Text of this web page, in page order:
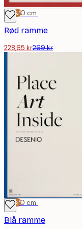
-15%*
30x40 cm
Rød ramme
228,65 kr269 kr
-15%*
50x70 cm
Blå ramme